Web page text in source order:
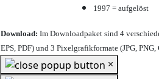
1997 = aufgelöst
Download: Im Downloadpaket sind 4
EPS, PDF) und 3 Pixelgrafikformate (JPG, PNG,
×